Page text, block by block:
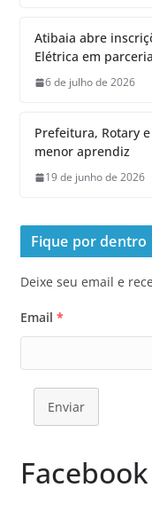
Atibaia abre
Elétrica em
6 de julho de 2026
Prefeitura, Rotary
menor aprendiz
19 de junho de 2026
Fique por dentro
Deixe seu email e
Email *
Enviar
Facebook